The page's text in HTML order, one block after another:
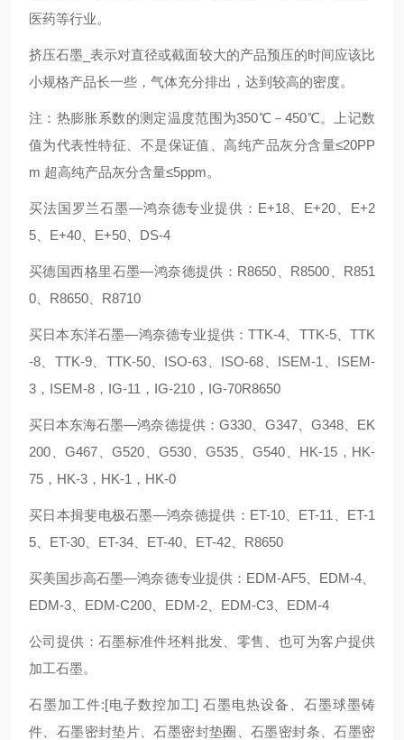
医药等行业。
挤压石墨_表示对直径或截面较大的产品预压的时间应该比
小规格产品长一些，气体充分排出，达到较高的密度。
注：热膨胀系数的测定温度范围为350℃－450℃。上记数
值为代表性特征、不是保证值、高纯产品灰分含量≤20PP
m 超高纯产品灰分含量≤5ppm。
买法国罗兰石墨—鸿奈德专业提供：E+18、E+20、E+2
5、E+40、E+50、DS-4
买德国西格里石墨—鸿奈德提供：R8650、R8500、R851
0、R8650、R8710
买日本东洋石墨—鸿奈德专业提供：TTK-4、TTK-5、TTK
-8、TTK-9、TTK-50、ISO-63、ISO-68、ISEM-1、ISEM-
3，ISEM-8，IG-11，IG-210，IG-70R8650
买日本东海石墨—鸿奈德提供：G330、G347、G348、EK
200、G467、G520、G530、G535、G540、HK-15，HK-
75，HK-3，HK-1，HK-0
买日本揖斐电极石墨—鸿奈德提供：ET-10、ET-11、ET-1
5、ET-30、ET-34、ET-40、ET-42、R8650
买美国步高石墨—鸿奈德专业提供：EDM-AF5、EDM-4、
EDM-3、EDM-C200、EDM-2、EDM-C3、EDM-4
公司提供：石墨标准件坯料批发、零售、也可为客户提供
加工石墨。
石墨加工件:[电子数控加工] 石墨电热设备、石墨球墨铸
件、石墨密封垫片、石墨密封垫圈、石墨密封条、石墨密